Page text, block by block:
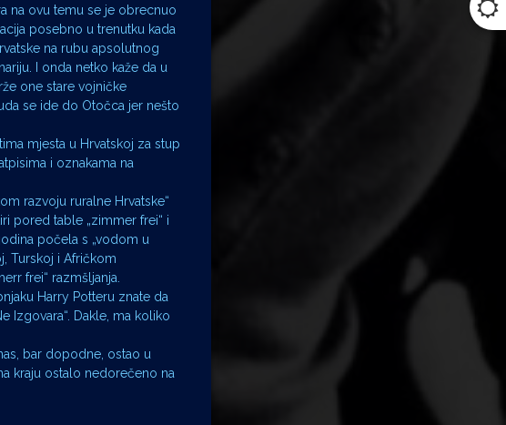
na ovu temu se je obrecnuo
posebno u trenutku kada
na rubu apsolutnog
I onda netko kaže da u
one stare vojničke
se ide do Otočca jer nešto
mjesta u Hrvatskoj za stup
i oznakama na
razvoju ruralne Hrvatske“
pored table „zimmer frei“ i
počela s „vodom u
Turskoj i Afričkom
frei“ razmšljanja.
Harry Potteru znate da
Izgovara“. Dakle, ma koliko
bar dopodne, ostao u
kraju ostalo nedorečeno na